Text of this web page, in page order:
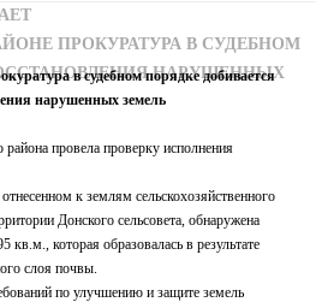
ПРОКУРАТУРА В СУДЕБНОМ
НАРУШЕННЫХ
в судебном порядке добивается
в судебном порядке добивается
нарушенных земель
провела проверку исполнения
к землям сельскохозяйственного
Донского сельсовета, обнаружена
которая образовалась в результате
слоя почвы.
по улучшению и защите земель